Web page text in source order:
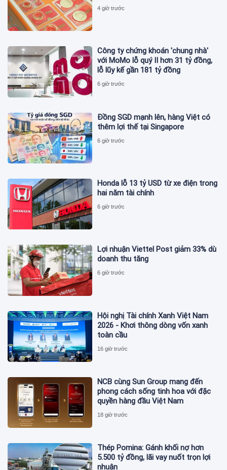
4 giờ trước
Công ty chứng khoán 'chung nhà'
với MoMo lỗ quý II hơn 31 tỷ đồng,
lỗ lũy kế gần 181 tỷ đồng
6 giờ trước
Đồng SGD mạnh lên, hàng Việt có
thêm lợi thế tại Singapore
6 giờ trước
Honda lỗ 13 tỷ USD từ xe điện trong
hai năm tài chính
6 giờ trước
Lợi nhuận Viettel Post giảm 33% dù
doanh thu tăng
6 giờ trước
Hội nghị Tài chính Xanh Việt Nam
2026 - Khơi thông dòng vốn xanh
toàn cầu
16 giờ trước
NCB cùng Sun Group mang đến
phong cách sống tinh hoa với đặc
quyền hàng đầu Việt Nam
18 giờ trước
Thép Pomina: Gánh khối nợ hơn
5.500 tỷ đồng, lãi vay nuốt trọn lợi
nhuận